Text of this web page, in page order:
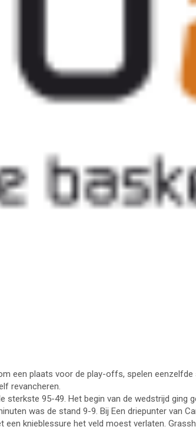
een plaats voor de play-offs, spelen
revancheren.
95-49. Het begin van de wedstrijd ging
was de stand 9-9. Bij Een driepunter van
knieblessure het veld moest verlaten.